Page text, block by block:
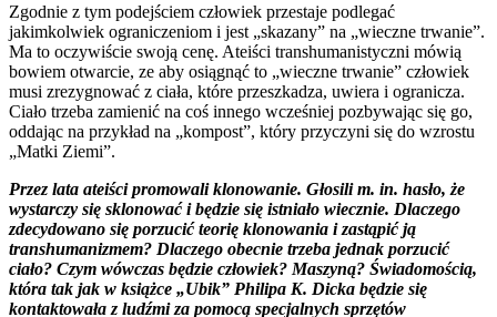
Zgodnie z tym podejściem człowiek przestaje podlegać
jakimkolwiek ograniczeniom i jest „skazany” na „wieczne trwanie”.
Ma to oczywiście swoją cenę. Ateiści transhumanistyczni mówią
bowiem otwarcie, ze aby osiągnąć to „wieczne trwanie” człowiek
musi zrezygnować z ciała, które przeszkadza, uwiera i ogranicza.
Ciało trzeba zamienić na coś innego wcześniej pozbywając się go,
oddając na przykład na „kompost”, który przyczyni się do wzrostu
„Matki Ziemi”.
Przez lata ateiści promowali klonowanie. Głosili m. in. hasło, że
wystarczy się sklonować i będzie się istniało wiecznie. Dlaczego
zdecydowano się porzucić teorię klonowania i zastąpić ją
transhumanizmem? Dlaczego obecnie trzeba jednak porzucić
ciało? Czym wówczas będzie człowiek? Maszyną? Świadomością,
która tak jak w książce „Ubik” Philipa K. Dicka będzie się
kontaktowała z ludźmi za pomocą specjalnych sprzętów